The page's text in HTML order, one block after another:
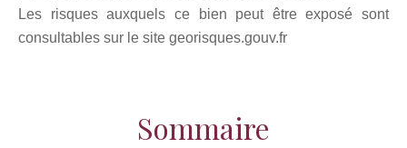
Les risques auxquels ce bien peut être exposé sont
consultables sur le site georisques.gouv.fr
Sommaire